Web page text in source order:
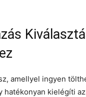
amellyel ingyen
hatékonyan kielégíti